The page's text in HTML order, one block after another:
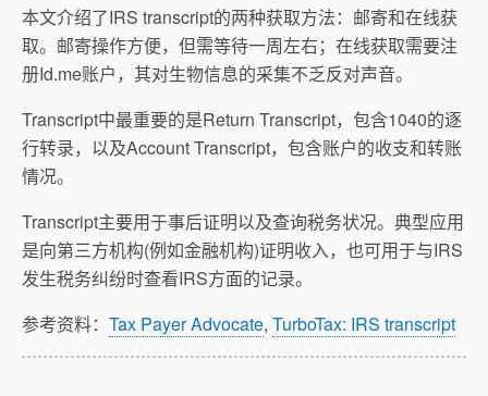
本文介绍了IRS transcript的两种获取方法：邮寄和在线获
取。邮寄操作方便，但需等待一周左右；在线获取需要注
册Id.me账户，其对生物信息的采集不乏反对声音。
Transcript中最重要的是Return Transcript，包含1040的逐
行转录，以及Account Transcript，包含账户的收支和转账
情况。
Transcript主要用于事后证明以及查询税务状况。典型应用
是向第三方机构(例如金融机构)证明收入，也可用于与IRS
发生税务纠纷时查看IRS方面的记录。
参考资料： Tax Payer Advocate, TurboTax: IRS transcript